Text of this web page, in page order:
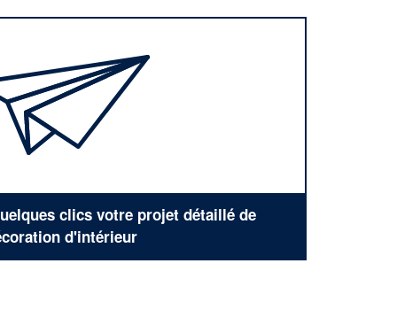
clics votre projet détaillé de
d'intérieur